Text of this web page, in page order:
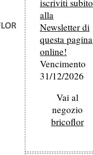
iscriviti subito
alla
Newsletter di
questa pagina
online!
Vencimento
31/12/2026
Vai al
negozio
bricoflor